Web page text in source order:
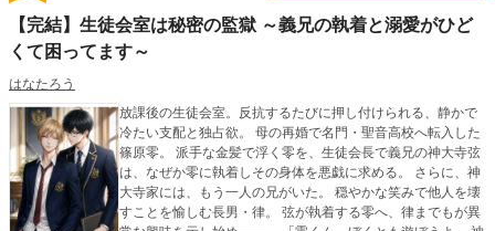
【完結】生徒会室は秘密の監獄 ～義兄の執着と溺愛がひど
くて困ってます～
はなたろう
放課後の生徒会室。反抗するたびに押し付けられる、静かで
冷たい支配と独占欲。 母の再婚で名門・聖音高校へ転入した
篠原零。 派手な金髪で浮く零を、生徒会長で義兄の神大寺弦
は、なぜか零に執着しその身体を悪戯に求める。 さらに、神
大寺家には、もう一人の兄がいた。 穏やかな笑みで他人を壊
すことを愉しむ長男・律。 弦が執着する零へ、律までもが異